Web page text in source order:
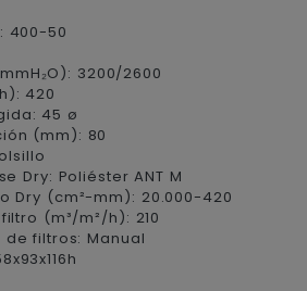
400-50
3200/2600
420
45 ø
(mm): 80
Dry: Poliéster ANT M
Dry (cm²-mm): 20.000-420
(m³/m²/h): 210
filtros: Manual